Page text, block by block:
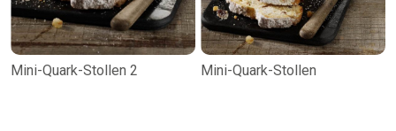
Mini-Quark-Stollen 2 Mini-Quark-Stollen